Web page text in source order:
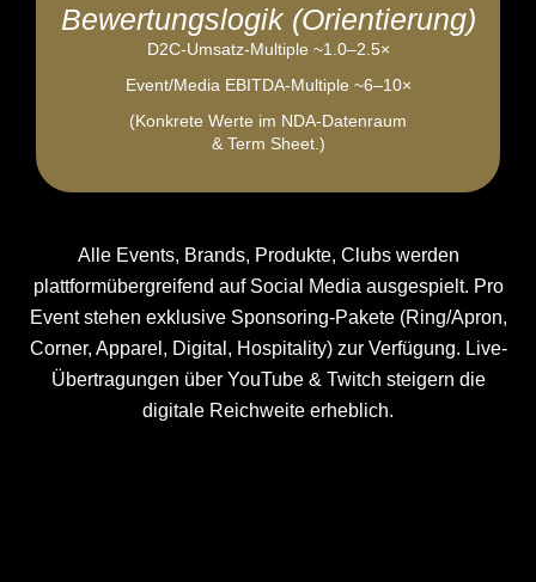
Bewertungslogik (Orientierung)
D2C-Umsatz-Multiple ~1.0–2.5×
Event/Media EBITDA-Multiple ~6–10×
(Konkrete Werte im NDA-Datenraum
& Term Sheet.)
Alle Events, Brands, Produkte, Clubs werden
plattformübergreifend auf Social Media ausgespielt. Pro
Event stehen exklusive Sponsoring-Pakete (Ring/Apron,
Corner, Apparel, Digital, Hospitality) zur Verfügung. Live-
Übertragungen über YouTube & Twitch steigern die
digitale Reichweite erheblich.